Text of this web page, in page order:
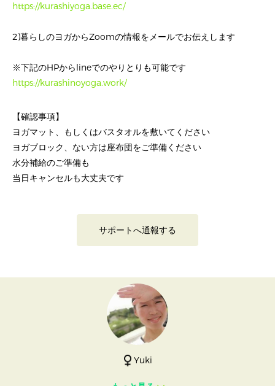
https://kurashiyoga.base.ec/
2)暮らしのヨガからZoomの情報をメールでお伝えします
※下記のHPからlineでのやりとりも可能です
https://kurashinoyoga.work/
【確認事項】
ヨガマット、もしくはバスタオルを敷いてください
ヨガブロック、ない方は座布団をご準備ください
水分補給のご準備も
当日キャンセルも大丈夫です
サポートへ通報する
Yuki